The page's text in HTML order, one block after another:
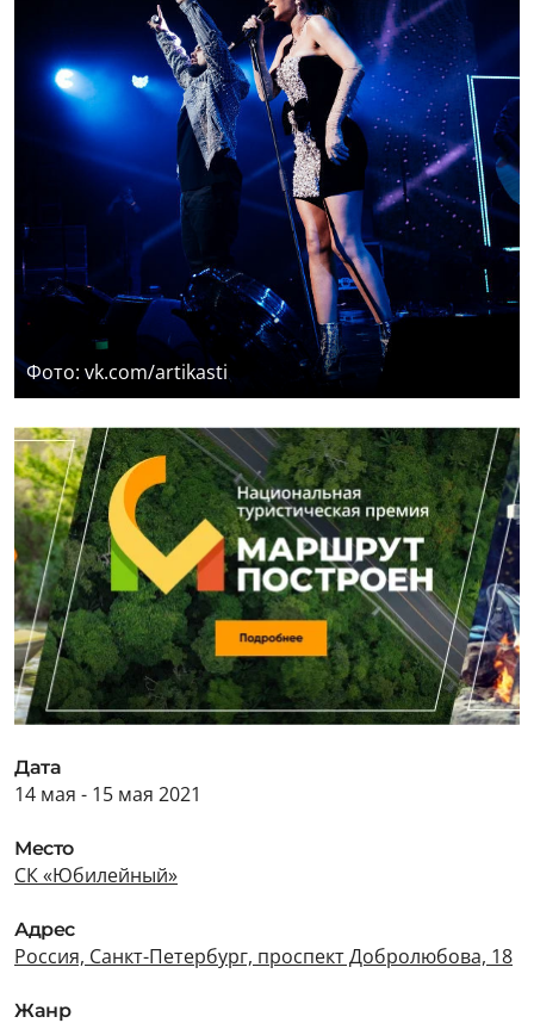
Фото: vk.com/artikasti
Дата
14 мая - 15 мая 2021
Место
СК «Юбилейный»
Адрес
Россия, Санкт-Петербург, проспект Добролюбова, 18
Жанр